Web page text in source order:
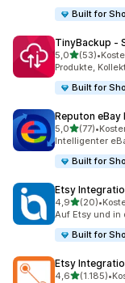
Built for
TinyBackup ‑
5,0von 5
(53)
53 •
Produkte,
Built for
Reputon
5,0von 5
(77)
77 •
Intelligenter
Built for
Etsy
4,9von 5
(20)
20 •
Auf Etsy und in
Built for
Etsy
4,6von 5(1.185)
1185 •